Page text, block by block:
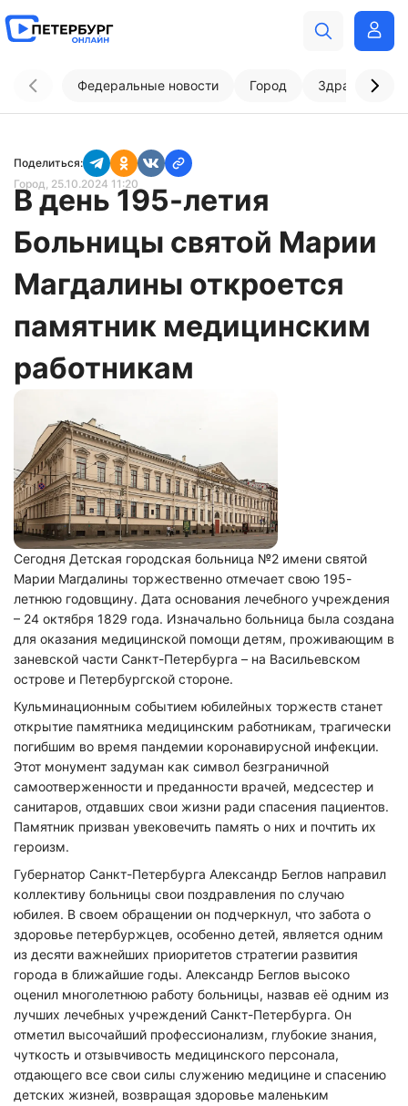
Федеральные новости Город
Поделиться:
Город, 25.10.2024 11:20
В день 195-летия
Больницы святой Марии
Магдалины откроется
памятник медицинским
работникам
Сегодня Детская городская больница №2 имени святой
Марии Магдалины торжественно отмечает свою 195-
летнюю годовщину. Дата основания лечебного учреждения
– 24 октября 1829 года. Изначально больница была создана
для оказания медицинской помощи детям, проживающим в
заневской части Санкт-Петербурга – на Васильевском
острове и Петербургской стороне.
Кульминационным событием юбилейных торжеств станет
открытие памятника медицинским работникам, трагически
погибшим во время пандемии коронавирусной инфекции.
Этот монумент задуман как символ безграничной
самоотверженности и преданности врачей, медсестер и
санитаров, отдавших свои жизни ради спасения пациентов.
Памятник призван увековечить память о них и почтить их
героизм.
Губернатор Санкт-Петербурга Александр Беглов направил
коллективу больницы свои поздравления по случаю
юбилея. В своем обращении он подчеркнул, что забота о
здоровье петербуржцев, особенно детей, является одним
из десяти важнейших приоритетов стратегии развития
города в ближайшие годы. Александр Беглов высоко
оценил многолетнюю работу больницы, назвав её одним из
лучших лечебных учреждений Санкт-Петербурга. Он
отметил высочайший профессионализм, глубокие знания,
чуткость и отзывчивость медицинского персонала,
отдающего все свои силы служению медицине и спасению
детских жизней, возвращая здоровье маленьким